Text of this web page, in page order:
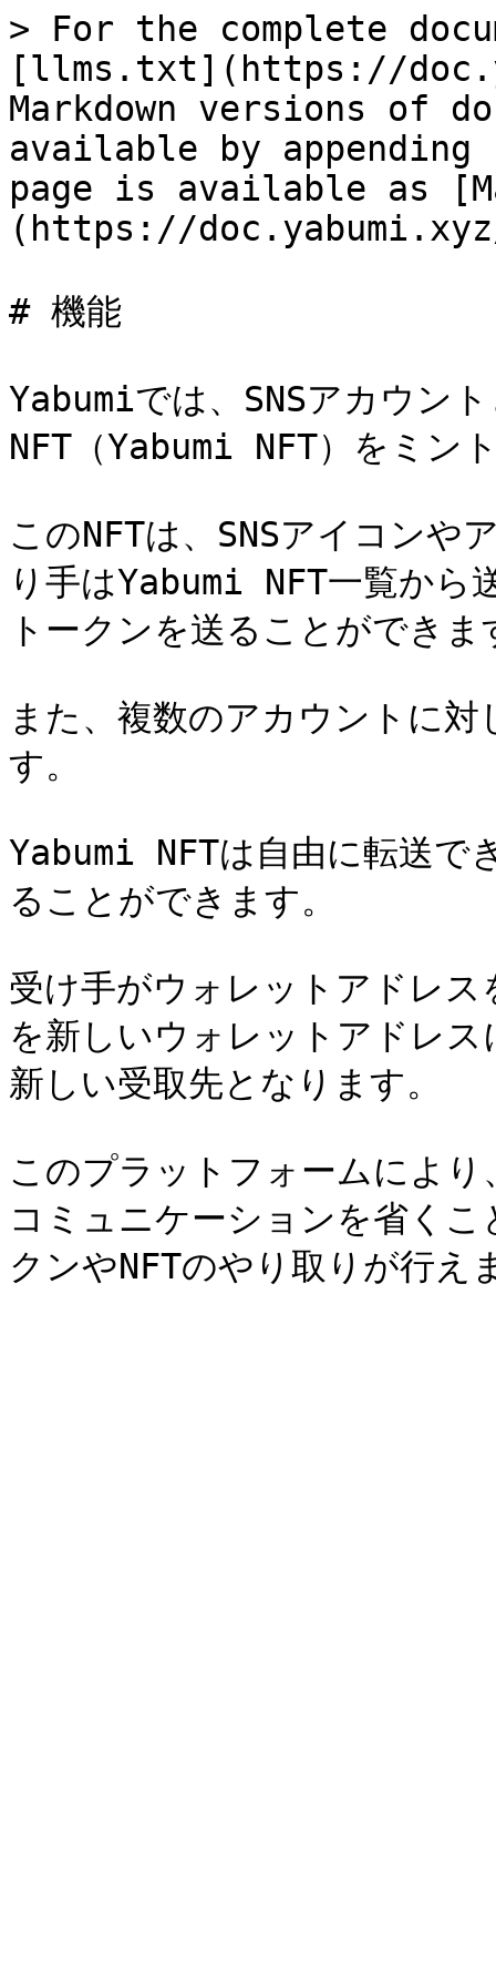
> For the complete
[llms.txt](https://
Markdown versions of
available by
page is available as
(https://
# 機能
Yabumiでは、SNSアカウン
NFT（Yabumi NFT）をミン
このNFTは、SNSアイコンや
り手はYabumi NFT一覧から
トークンを送ることができま
また、複数のアカウントに
す。
Yabumi NFTは自由に転送で
ることができます。
受け手がウォレットアドレ
を新しいウォレットアドレ
新しい受取先となります。
このプラットフォームによ
コミュニケーションを省く